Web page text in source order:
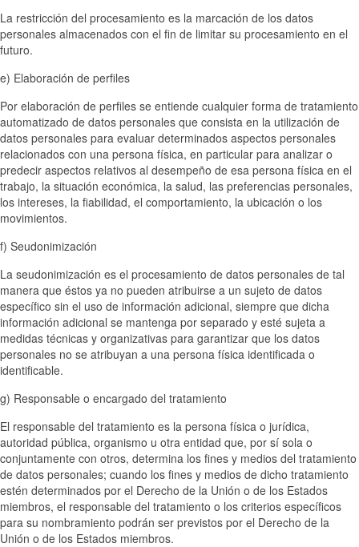
La restricción del procesamiento es la marcación de los datos
personales almacenados con el fin de limitar su procesamiento en el
futuro.
e) Elaboración de perfiles
Por elaboración de perfiles se entiende cualquier forma de tratamiento
automatizado de datos personales que consista en la utilización de
datos personales para evaluar determinados aspectos personales
relacionados con una persona física, en particular para analizar o
predecir aspectos relativos al desempeño de esa persona física en el
trabajo, la situación económica, la salud, las preferencias personales,
los intereses, la fiabilidad, el comportamiento, la ubicación o los
movimientos.
f) Seudonimización
La seudonimización es el procesamiento de datos personales de tal
manera que éstos ya no pueden atribuirse a un sujeto de datos
específico sin el uso de información adicional, siempre que dicha
información adicional se mantenga por separado y esté sujeta a
medidas técnicas y organizativas para garantizar que los datos
personales no se atribuyan a una persona física identificada o
identificable.
g) Responsable o encargado del tratamiento
El responsable del tratamiento es la persona física o jurídica,
autoridad pública, organismo u otra entidad que, por sí sola o
conjuntamente con otros, determina los fines y medios del tratamiento
de datos personales; cuando los fines y medios de dicho tratamiento
estén determinados por el Derecho de la Unión o de los Estados
miembros, el responsable del tratamiento o los criterios específicos
para su nombramiento podrán ser previstos por el Derecho de la
Unión o de los Estados miembros.